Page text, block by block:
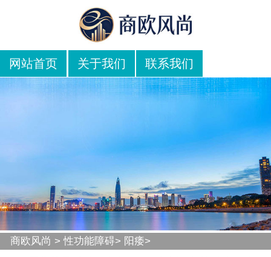
网站首页 关于我们 联系我们
商欧风尚 >性功能障碍> 阳痿>